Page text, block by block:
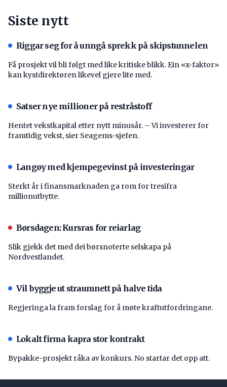
Siste nytt
Riggar seg for å unngå sprekk på skipstunnelen
Få prosjekt vil bli følgt med like kritiske blikk. Ein «x-faktor»
kan kystdirektøren likevel gjere lite med.
Satser nye millioner på restråstoff
Hentet vekstkapital etter nytt minusår. – Vi investerer for
framtidig vekst, sier Seagems-sjefen.
Langøy med kjempegevinst på investeringar
Sterkt år i finansmarknaden ga rom for tresifra
millionutbytte.
Børsdagen: Kursras for reiarlag
Slik gjekk det med dei børsnoterte selskapa på
Nordvestlandet.
Vil byggje ut straumnett på halve tida
Regjeringa la fram forslag for å møte kraftutfordringane.
Lokalt firma kapra stor kontrakt
Bypakke-prosjekt råka av konkurs. No startar det opp att.